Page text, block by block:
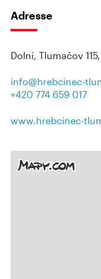
Adresse
Dolní, Tlumačov
info@hrebcinec-
+420 774 659 017
www.hrebcinec-